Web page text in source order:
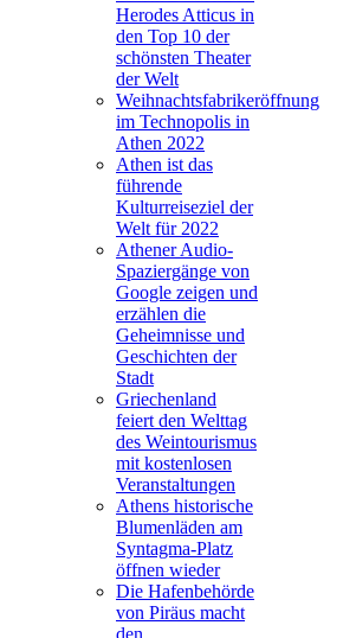
Herodes Atticus in
den Top 10 der
schönsten Theater
der Welt
Weihnachtsfabrikeröffnung
im Technopolis in
Athen 2022
Athen ist das
führende
Kulturreiseziel der
Welt für 2022
Athener Audio-
Spaziergänge von
Google zeigen und
erzählen die
Geheimnisse und
Geschichten der
Stadt
Griechenland
feiert den Welttag
des Weintourismus
mit kostenlosen
Veranstaltungen
Athens historische
Blumenläden am
Syntagma-Platz
öffnen wieder
Die Hafenbehörde
von Piräus macht
den